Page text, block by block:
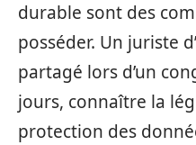
durable sont des
posséder. Un juriste
partagé lors d’un
jours, connaître la
protection des